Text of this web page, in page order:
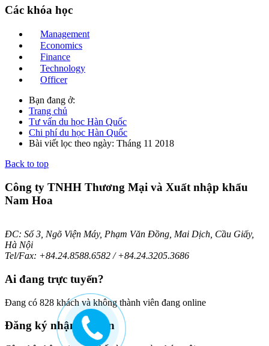
Các khóa học
Management
Economics
Finance
Technology
Officer
Bạn đang ở:
Trang chủ
Tư vấn du học Hàn Quốc
Chi phí du học Hàn Quốc
Bài viết lọc theo ngày: Tháng 11 2018
Back to top
Công ty TNHH Thương Mại và Xuất nhập khẩu
Nam Hoa
ĐC: Số 3, Ngõ Viện Máy, Phạm Văn Đồng, Mai Dịch, Cầu Giấy,
Hà Nội
Tel/Fax: +84.24.8588.6582 / +84.24.3205.3686
Ai đang trực tuyến?
Đang có 828 khách và không thành viên đang online
Đăng ký nhận bản tin